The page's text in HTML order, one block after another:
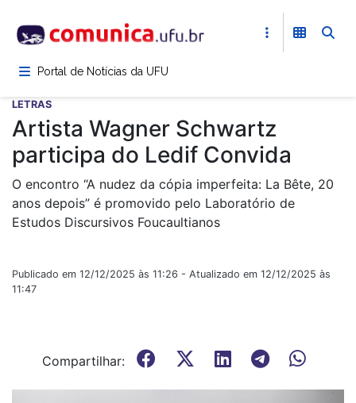
para
conteúdoPortal de Notícias da UFU
LETRAS
Artista Wagner Schwartz
participa do Ledif Convida
O encontro “A nudez da cópia imperfeita: La Bête, 20
anos depois” é promovido pelo Laboratório de
Estudos Discursivos Foucaultianos
Publicado em 12/12/2025 às 11:26 - Atualizado em 12/12/2025 às
11:47
Compartilhar: